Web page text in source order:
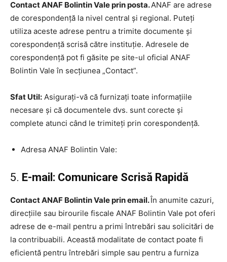
Contact ANAF Bolintin Vale prin posta.ANAF are adrese
de corespondență la nivel central și regional. Puteți
utiliza aceste adrese pentru a trimite documente și
corespondență scrisă către instituție. Adresele de
corespondență pot fi găsite pe site-ul oficial ANAF
Bolintin Vale în secțiunea „Contact”.
Sfat Util: Asigurați-vă că furnizați toate informațiile
necesare și că documentele dvs. sunt corecte și
complete atunci când le trimiteți prin corespondență.
Adresa ANAF Bolintin Vale:
5. E-mail: Comunicare Scrisă Rapidă
Contact ANAF Bolintin Vale prin email.În anumite cazuri,
direcțiile sau birourile fiscale ANAF Bolintin Vale pot oferi
adrese de e-mail pentru a primi întrebări sau solicitări de
la contribuabili. Această modalitate de contact poate fi
eficientă pentru întrebări simple sau pentru a furniza